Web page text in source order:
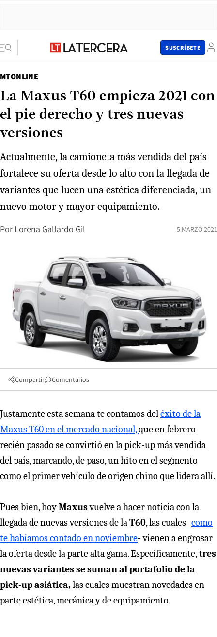
SUSCRÍBETE
MTONLINE
La Maxus T60 empieza 2021 con
el pie derecho y tres nuevas
versiones
Actualmente, la camioneta más vendida del país
fortalece su oferta desde lo alto con la llegada de
variantes que lucen una estética diferenciada, un
nuevo motor y mayor equipamiento.
Por Lorena Gallardo Gil 5 MARZO 2021
Compartir Comentarios
Justamente esta semana te contamos deléxito de la
Maxus T60 en el mercado nacional,que en febrero
recién pasado se convirtió en la pick-up más vendida
del país, marcando, de paso, un hito en el segmento
como el primer vehículo de origen chino que lidera allí.
Pues bien, hoyMaxusvuelve a hacer noticia con la
llegada de nuevas versiones de laT60, las cuales -como
te habíamos contado en noviembre- vienen a engrosar
la oferta desde la parte alta gama. Específicamente,tres
nuevas variantes se suman al portafolio de la
pick-up asiática, las cuales muestran novedades en
parte estética, mecánica y de equipamiento.